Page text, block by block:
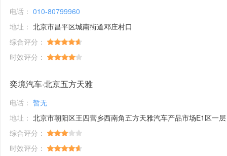
电话： 010-80799960
地址： 北京市昌平区城南街道邓庄村口
综合评分：
时效评分：
奕境汽车·北京五方天雅
电话： 暂无
地址： 北京市朝阳区王四营乡西南角五方天雅汽车产品市场E1区一层
综合评分：
时效评分：